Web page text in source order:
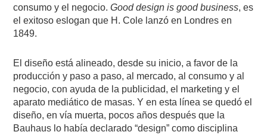
consumo y el negocio.Good design is good business, es
el exitoso eslogan que H. Cole lanzó en Londres en
1849.
El diseño está alineado, desde su inicio, a favor de la
producción y paso a paso, al mercado, al consumo y al
negocio, con ayuda de la publicidad, el marketing y el
aparato mediático de masas. Y en esta línea se quedó el
diseño, en vía muerta, pocos años después que la
Bauhaus lo había declarado “design” como disciplina